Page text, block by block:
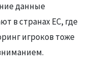
данные
в странах ЕС, где
игроков тоже